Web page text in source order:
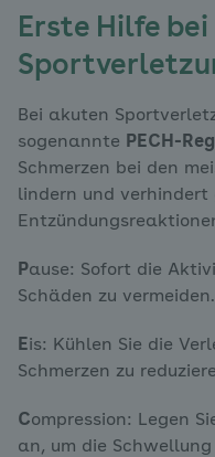
Erste Hilfe bei
Bei akuten
sogenannte PECH-
Schmerzen bei den
lindern und verhindert
Pause: Sofort die
Schäden zu vermeiden.
Eis: Kühlen Sie die
Schmerzen zu
Compression: Legen
an, um die